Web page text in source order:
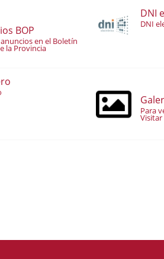
BOP
en el Boletín
la Provincia
DNI
DNI
Para
Visitar